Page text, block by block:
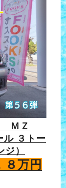
ＭＺ
ル ３トー
）
８万円